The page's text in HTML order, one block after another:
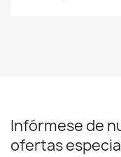
Infórmese de
ofertas